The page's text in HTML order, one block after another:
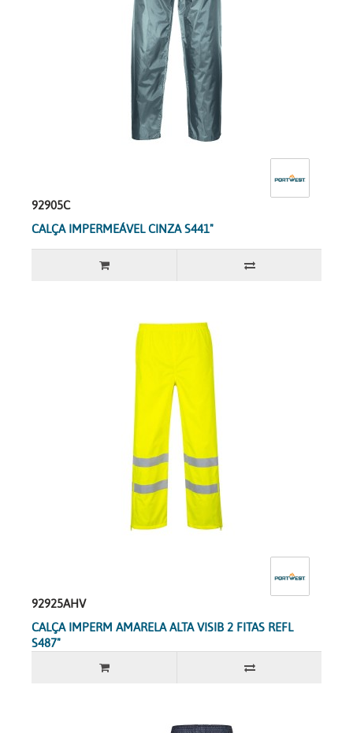
92905C
CALÇA IMPERMEÁVEL CINZA S441"
92925AHV
CALÇA IMPERM AMARELA ALTA VISIB 2 FITAS REFL
S487"